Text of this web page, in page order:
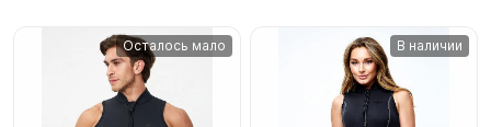
Осталось мало В наличии